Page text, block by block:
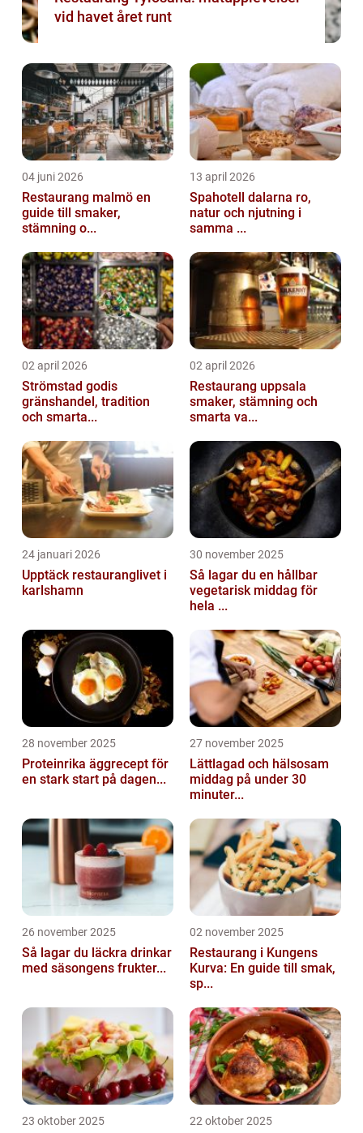
vid havet året runt
04 juni 2026
Restaurang malmö en
guide till smaker,
stämning o...
13 april 2026
Spahotell dalarna ro,
natur och njutning i
samma ...
02 april 2026
Strömstad godis
gränshandel, tradition
och smarta...
02 april 2026
Restaurang uppsala
smaker, stämning och
smarta va...
24 januari 2026
Upptäck restauranglivet i
karlshamn
30 november 2025
Så lagar du en hållbar
vegetarisk middag för
hela ...
28 november 2025
Proteinrika äggrecept för
en stark start på dagen...
27 november 2025
Lättlagad och hälsosam
middag på under 30
minuter...
26 november 2025
Så lagar du läckra drinkar
med säsongens frukter...
02 november 2025
Restaurang i Kungens
Kurva: En guide till smak,
sp...
23 oktober 2025 22 oktober 2025